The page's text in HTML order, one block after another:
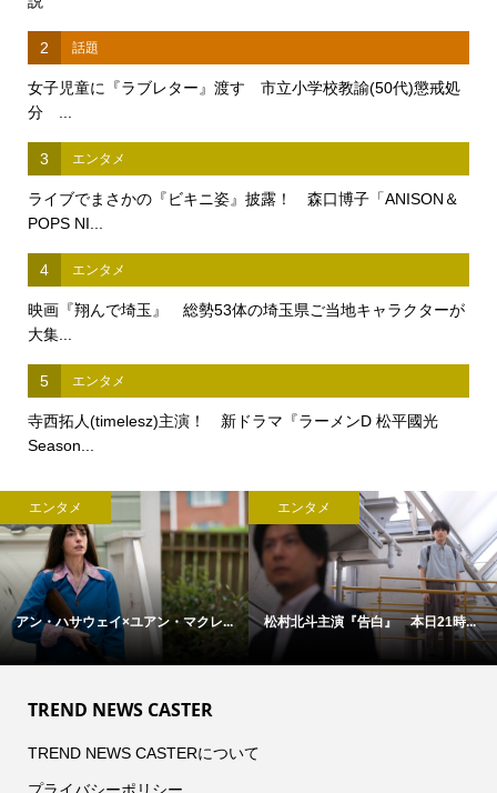
2 話題
女子児童に『ラブレター』渡す 市立小学校教諭(50代)懲戒処
分 ...
3 エンタメ
ライブでまさかの『ビキニ姿』披露！ 森口博子「ANISON＆
POPS NI...
4 エンタメ
映画『翔んで埼玉』 総勢53体の埼玉県ご当地キャラクターが
大集...
5 エンタメ
寺西拓人(timelesz)主演！ 新ドラマ『ラーメンD 松平國光
Season...
『告白』 本日21時...
エンタメ
映画『Michael／マイケル』 ジ
エンタメ
映画『オー
TREND NEWS CASTER
TREND NEWS CASTERについて